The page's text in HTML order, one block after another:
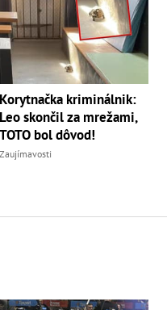
Korytnačka kriminálnik:
Leo skončil za mrežami,
TOTO bol dôvod!
Zaujímavosti